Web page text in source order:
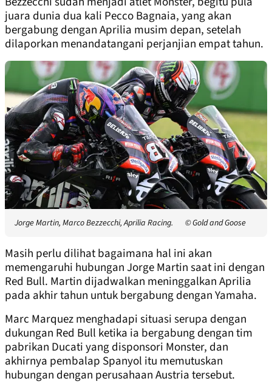
juara dunia dua kali Pecco Bagnaia, yang akan
bergabung dengan Aprilia musim depan, setelah
dilaporkan menandatangani perjanjian empat tahun.
Jorge Martin, Marco Bezzecchi, Aprilia Racing. © Gold and Goose
Masih perlu dilihat bagaimana hal ini akan
memengaruhi hubungan Jorge Martin saat ini dengan
Red Bull. Martin dijadwalkan meninggalkan Aprilia
pada akhir tahun untuk bergabung dengan Yamaha.
Marc Marquez menghadapi situasi serupa dengan
dukungan Red Bull ketika ia bergabung dengan tim
pabrikan Ducati yang disponsori Monster, dan
akhirnya pembalap Spanyol itu memutuskan
hubungan dengan perusahaan Austria tersebut.